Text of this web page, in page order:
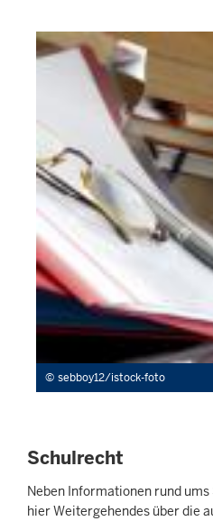
sebboy12/istock-foto
Schulrecht
Neben Informationen rund
hier Weitergehendes über die